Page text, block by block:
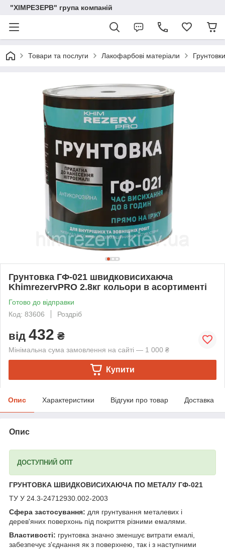
"ХІМРЕЗЕРВ" група компаній
Товари та послуги Лакофарбові матеріали Грунтовки
Грунтовка ГФ-021 швидковисихаюча
KhimrezervPRO 2.8кг кольори в асортименті
Готово до відправки
Код: 83606
Роздріб
від 432 ₴
Мінімальна сума замовлення на сайті — 1 000 ₴
Купити
Опис Характеристики Відгуки про товар Доставка
Опис
ДОСТУПНИЙ ОПТ
ГРУНТОВКА ШВИДКОВИСИХАЮЧА ПО МЕТАЛУ ГФ-021
ТУ У 24.3-24712930.002-2003
Сфера застосування: для грунтування металевих і
дерев'яних поверхонь під покриття різними емалями.
Властивості: грунтовка значно зменшує витрати емалі,
забезпечує з'єднання як з поверхнею, так і з наступними